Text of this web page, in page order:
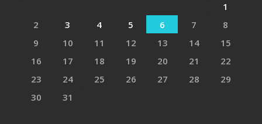
1
2
3 4 5 6 7
8
9
10 11 12 13 14
15
16
17 18 19 20 21
22
23
24 25 26 27 28
29
30
31